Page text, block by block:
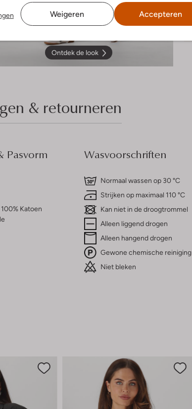
Weigeren Accepteren
Ontdek de look
& retourneren
Pasvorm
100% Katoen
Wasvoorschriften
Normaal wassen op 30 °C
Strijken op maximaal 110 °C
Kan niet in de droogtrommel
Alleen liggend drogen
Alleen hangend drogen
Gewone chemische reiniging
Niet bleken